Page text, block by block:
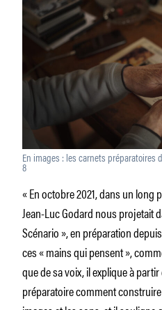
En images : les carnets préparatoires
8
« En octobre 2021, dans un long
Jean-Luc Godard nous projetait
Scénario », en préparation
ces « mains qui pensent »,
que de sa voix, il explique à
préparatoire comment